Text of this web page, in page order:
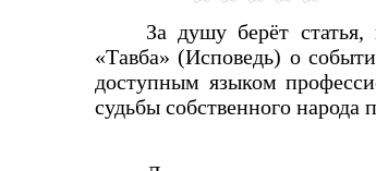
За душу берёт
«Тавба» (Исповедь) о
доступным языком
судьбы собственного